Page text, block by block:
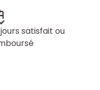
satisfait ou